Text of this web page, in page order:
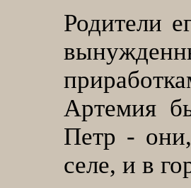
Родители
Артемия
Петр -
селе, и в